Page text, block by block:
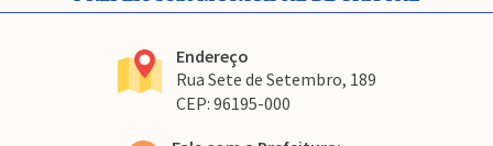
Endereço
Rua Sete de Setembro, 189
CEP: 96195-000